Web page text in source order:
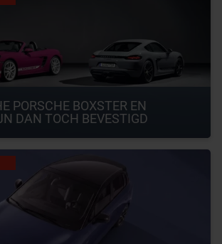
PORSCHE BOXSTER EN
DAN TOCH BEVESTIGD